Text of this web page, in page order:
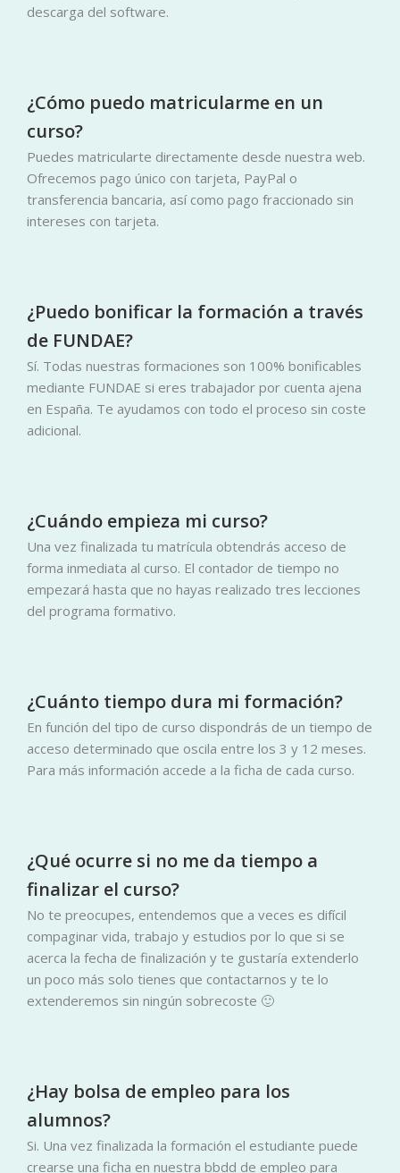
descarga del software.
¿Cómo puedo matricularme en un
curso?
Puedes matricularte directamente desde nuestra web.
Ofrecemos pago único con tarjeta, PayPal o
transferencia bancaria, así como pago fraccionado sin
intereses con tarjeta.
¿Puedo bonificar la formación a través
de FUNDAE?
Sí. Todas nuestras formaciones son 100% bonificables
mediante FUNDAE si eres trabajador por cuenta ajena
en España. Te ayudamos con todo el proceso sin coste
adicional.
¿Cuándo empieza mi curso?
Una vez finalizada tu matrícula obtendrás acceso de
forma inmediata al curso. El contador de tiempo no
empezará hasta que no hayas realizado tres lecciones
del programa formativo.
¿Cuánto tiempo dura mi formación?
En función del tipo de curso dispondrás de un tiempo de
acceso determinado que oscila entre los 3 y 12 meses.
Para más información accede a la ficha de cada curso.
¿Qué ocurre si no me da tiempo a
finalizar el curso?
No te preocupes, entendemos que a veces es difícil
compaginar vida, trabajo y estudios por lo que si se
acerca la fecha de finalización y te gustaría extenderlo
un poco más solo tienes que contactarnos y te lo
extenderemos sin ningún sobrecoste 🙂
¿Hay bolsa de empleo para los
alumnos?
Si. Una vez finalizada la formación el estudiante puede
crearse una ficha en nuestra bbdd de empleo para